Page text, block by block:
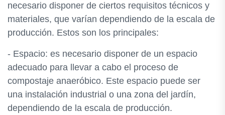
necesario disponer de ciertos requisitos técnicos y
materiales, que varían dependiendo de la escala de
producción. Estos son los principales:
- Espacio: es necesario disponer de un espacio
adecuado para llevar a cabo el proceso de
compostaje anaeróbico. Este espacio puede ser
una instalación industrial o una zona del jardín,
dependiendo de la escala de producción.